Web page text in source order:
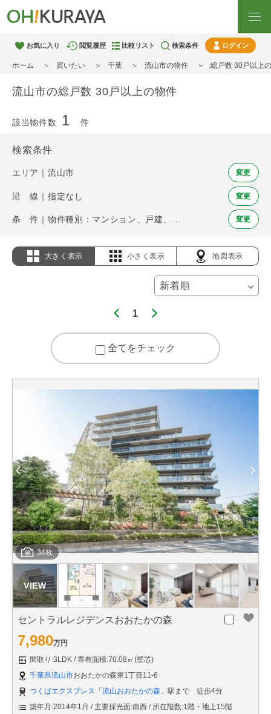
お気に入り 閲覧履歴 比較リスト 検索条件 ログイン
ホーム 買いたい 千葉 流山市の物件 総戸数 30戸以上
流山市の総戸数 30戸以上の物件
該当物件数 1 件
検索条件
エリア｜流山市 変更
沿 線｜指定なし 変更
変更
大きく表示 小さく表示 地図表示
1
全てをチェック
34枚
セントラルレジデンスおおたかの森
7,980万円
間取り:3LDK
専有面積:70.08㎡(壁芯)
千葉県流山市おおたかの森東1丁目11-6
つくばエクスプレス 「 流山おおたかの森 」駅まで 徒歩4分
築年月:2014年1月
主要採光面:南西 所在階数:1階・地上15階